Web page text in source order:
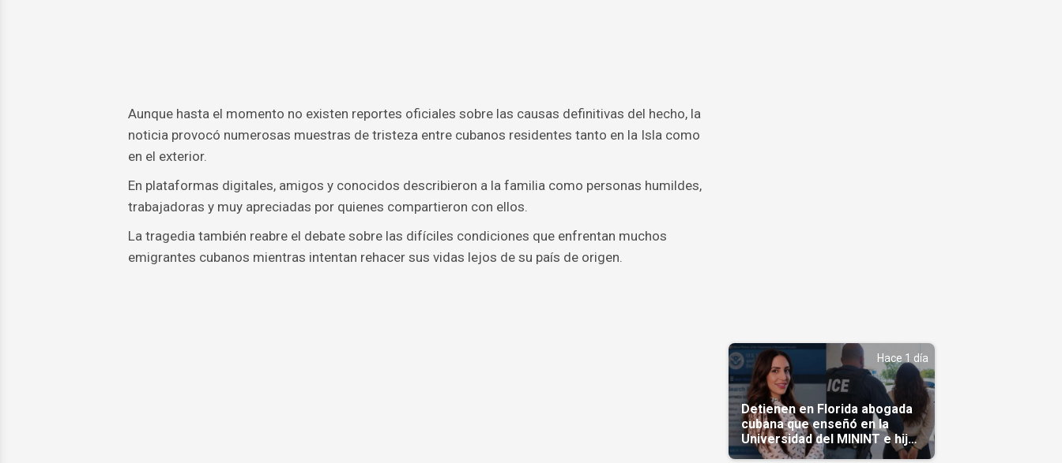
Aunque hasta el momento no existen reportes oficiales sobre las causas definitivas del hecho, la
noticia provocó numerosas muestras de tristeza entre cubanos residentes tanto en la Isla como
en el exterior.
En plataformas digitales, amigos y conocidos describieron a la familia como personas humildes,
trabajadoras y muy apreciadas por quienes compartieron con ellos.
La tragedia también reabre el debate sobre las difíciles condiciones que enfrentan muchos
emigrantes cubanos mientras intentan rehacer sus vidas lejos de su país de origen.
Hace 1 día
Detienen en Florida abogada
cubana que enseñó en la
Universidad del MININT e hija
de diplomático cubano